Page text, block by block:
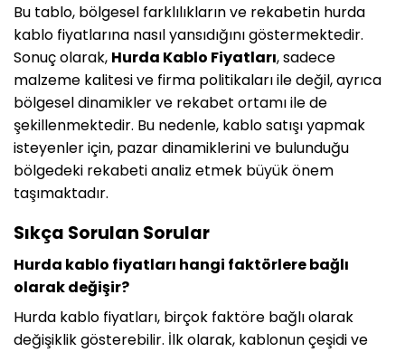
Bu tablo, bölgesel farklılıkların ve rekabetin hurda
kablo fiyatlarına nasıl yansıdığını göstermektedir.
Sonuç olarak, Hurda Kablo Fiyatları, sadece
malzeme kalitesi ve firma politikaları ile değil, ayrıca
bölgesel dinamikler ve rekabet ortamı ile de
şekillenmektedir. Bu nedenle, kablo satışı yapmak
isteyenler için, pazar dinamiklerini ve bulunduğu
bölgedeki rekabeti analiz etmek büyük önem
taşımaktadır.
Sıkça Sorulan Sorular
Hurda kablo fiyatları hangi faktörlere bağlı
olarak değişir?
Hurda kablo fiyatları, birçok faktöre bağlı olarak
değişiklik gösterebilir. İlk olarak, kablonun çeşidi ve